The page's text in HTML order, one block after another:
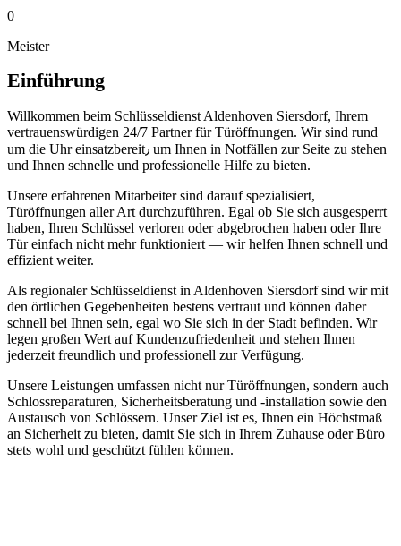
0
Meister
Einführung
Willkommen beim Schlüsseldienst Aldenhoven Siersdorf, Ihrem
vertrauenswürdigen 24/7 Partner für Türöffnungen.​ Wir sind rund
um die Uhr einsatzbereit٫ um Ihnen in Notfällen zur Seite zu stehen
und Ihnen schnelle und professionelle Hilfe zu bieten.​
Unsere erfahrenen Mitarbeiter sind darauf spezialisiert,
Türöffnungen aller Art durchzuführen.​ Egal ob Sie sich ausgesperrt
haben, Ihren Schlüssel verloren oder abgebrochen haben oder Ihre
Tür einfach nicht mehr funktioniert — wir helfen Ihnen schnell und
effizient weiter.​
Als regionaler Schlüsseldienst in Aldenhoven Siersdorf sind wir mit
den örtlichen Gegebenheiten bestens vertraut und können daher
schnell bei Ihnen sein, egal wo Sie sich in der Stadt befinden.​ Wir
legen großen Wert auf Kundenzufriedenheit und stehen Ihnen
jederzeit freundlich und professionell zur Verfügung.​
Unsere Leistungen umfassen nicht nur Türöffnungen, sondern auch
Schlossreparaturen, Sicherheitsberatung und -installation sowie den
Austausch von Schlössern.​ Unser Ziel ist es, Ihnen ein Höchstmaß
an Sicherheit zu bieten, damit Sie sich in Ihrem Zuhause oder Büro
stets wohl und geschützt fühlen können.​